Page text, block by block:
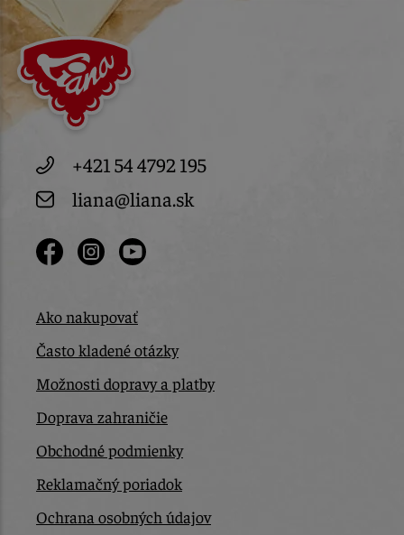
+421 54 4792 195
liana@liana.sk
Ako nakupovať
Často kladené otázky
Možnosti dopravy a platby
Doprava zahraničie
Obchodné podmienky
Reklamačný poriadok
Ochrana osobných údajov